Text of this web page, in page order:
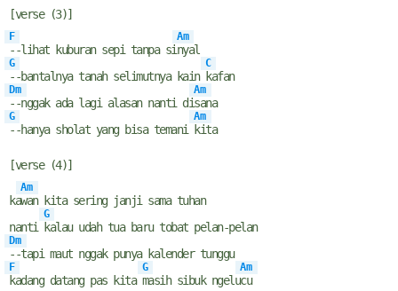
[verse (3)]
F
--lihat kuburan sepi tanpa si
Am
nyal
G
--bantalnya tanah selimutnya kain
C
kafan
Dm
--nggak ada lagi alasan nanti di
Am
sana
G
--hanya sholat yang bisa temani
Am
kita
[verse (4)]
ka
Am
wan kita sering janji sama tuhan
nanti
G
kalau udah tua baru tobat pelan-pelan
Dm
--tapi maut nggak punya kalender tunggu
F
kadang datang pas kita
G
masih sibuk ngelu
Am
cu